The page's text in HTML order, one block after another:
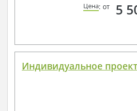
Цена: от 5
Индивидуальное